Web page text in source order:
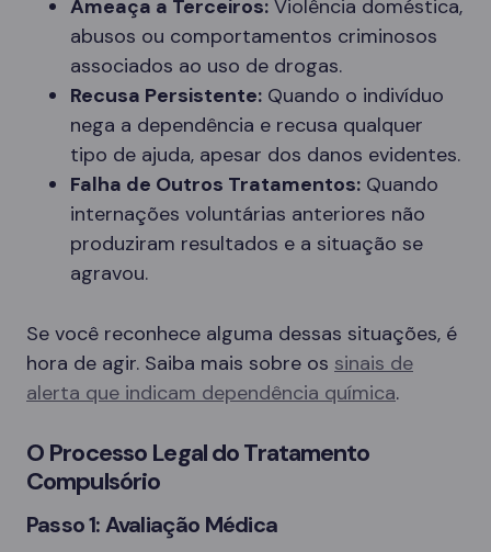
Ameaça a Terceiros: Violência doméstica,
abusos ou comportamentos criminosos
associados ao uso de drogas.
Recusa Persistente: Quando o indivíduo
nega a dependência e recusa qualquer
tipo de ajuda, apesar dos danos evidentes.
Falha de Outros Tratamentos: Quando
internações voluntárias anteriores não
produziram resultados e a situação se
agravou.
Se você reconhece alguma dessas situações, é
hora de agir. Saiba mais sobre os sinais de
alerta que indicam dependência química.
O Processo Legal do Tratamento
Compulsório
Passo 1: Avaliação Médica